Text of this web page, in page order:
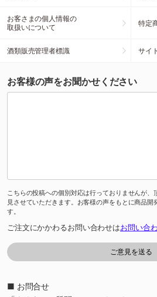
お客さまの個人情報の
取扱いについて
特定
酒類販売管理者標識 サイ
お客様の声をお聞かせください
こちらの投稿への個別対応は行っておりませんが
見させていただきます。お客様の声をもとに商品開
す。
ご注文にかかわるお問い合わせはお問い合
■ お問合せ